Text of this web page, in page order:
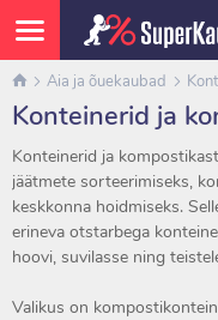
Aia ja õuekaubad
Konteinerid ja
Konteinerid ja
jäätmete sorteerimiseks,
keskkonna hoidmiseks.
erineva otstarbega
hoovi, suvilasse ning
Valikus on